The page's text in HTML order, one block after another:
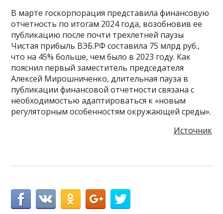
В марте госкорпорация представила финансовую
отчетность по итогам 2024 года, возобновив ее
публикацию после почти трехлетней паузы
Чистая прибыль ВЭБ.РФ составила 75 млрд руб.,
что на 45% больше, чем было в 2023 году. Как
пояснил первый заместитель председателя
Алексей Мирошниченко, длительная пауза в
публикации финансовой отчетности связана с
необходимостью адаптироваться к «новым
регуляторным особенностям окружающей среды».
Источник